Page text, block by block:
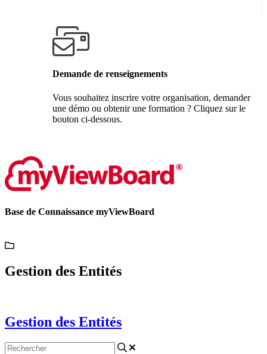
Demande de renseignements
Vous souhaitez inscrire votre organisation, demander
une démo ou obtenir une formation ? Cliquez sur le
bouton ci-dessous.
Base de Connaissance myViewBoard
Gestion des Entités
Gestion des Entités